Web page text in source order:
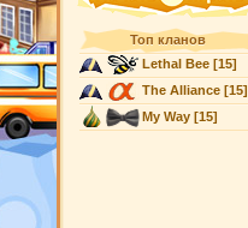
Топ кланов
Lethal Bee[15]
The Alliance[15]
My Way[15]